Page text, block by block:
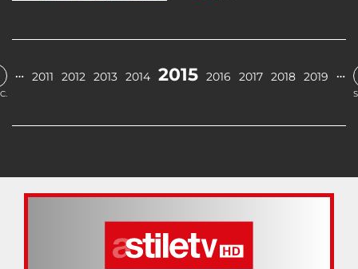
… 2011 2012 2013 2014 2015 2016 2017 2018 2019 …